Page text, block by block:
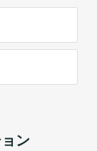
ン